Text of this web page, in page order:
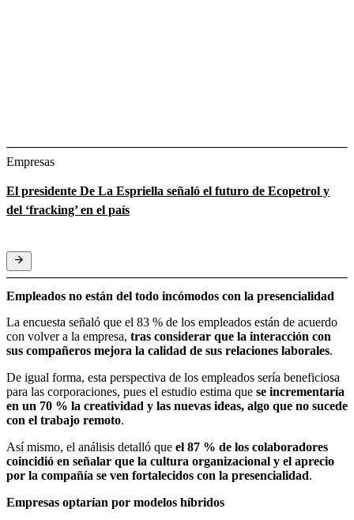
Empresas
El presidente De La Espriella señaló el futuro de Ecopetrol y
del ‘fracking’ en el país
Empleados no están del todo incómodos con la presencialidad
La encuesta señaló que el 83 % de los empleados están de acuerdo
con volver a la empresa, tras considerar que la interacción con
sus compañeros mejora la calidad de sus relaciones laborales.
De igual forma, esta perspectiva de los empleados sería beneficiosa
para las corporaciones, pues el estudio estima que se incrementaría
en un 70 % la creatividad y las nuevas ideas, algo que no sucede
con el trabajo remoto.
Así mismo, el análisis detalló que el 87 % de los colaboradores
coincidió en señalar que la cultura organizacional y el aprecio
por la compañía se ven fortalecidos con la presencialidad.
Empresas optarían por modelos híbridos